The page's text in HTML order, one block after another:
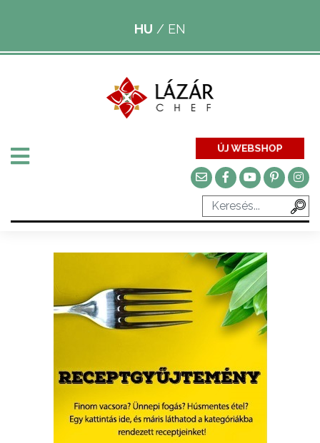
HU / EN
ÚJ WEBSHOP